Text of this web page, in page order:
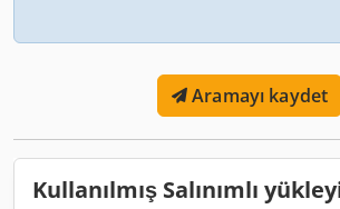
Aramayı kaydet
Kullanılmış Salınımlı